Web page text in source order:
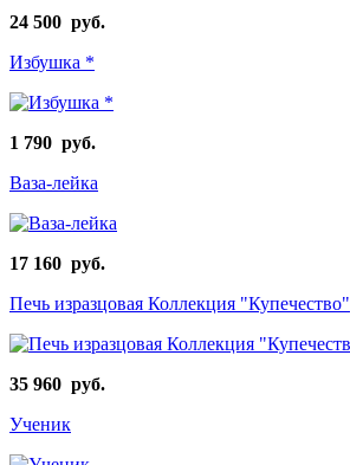
24 500 руб.
Избушка *
1 790 руб.
Ваза-лейка
17 160 руб.
Печь изразцовая Коллекция "Купечество"
35 960 руб.
Ученик